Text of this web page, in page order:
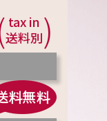
tax in
送料別)
in)